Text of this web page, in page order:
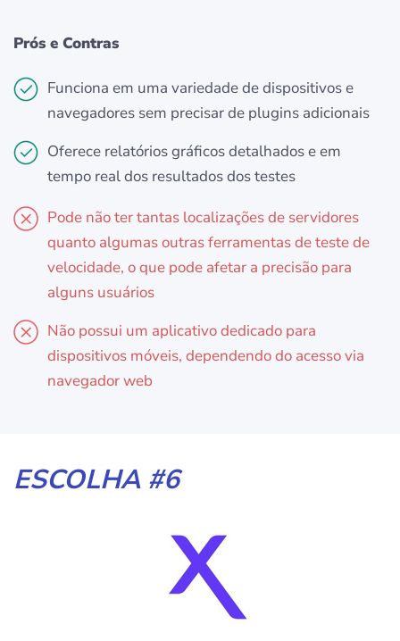
Prós e Contras
Funciona em uma variedade de dispositivos e
navegadores sem precisar de plugins adicionais
Oferece relatórios gráficos detalhados e em
tempo real dos resultados dos testes
Pode não ter tantas localizações de servidores
quanto algumas outras ferramentas de teste de
velocidade, o que pode afetar a precisão para
alguns usuários
Não possui um aplicativo dedicado para
dispositivos móveis, dependendo do acesso via
navegador web
ESCOLHA #6